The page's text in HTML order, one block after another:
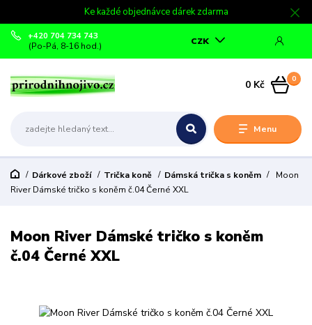
Ke každé objednávce dárek zdarma
Menu
CZK
+420 704 734 743
(Po-Pá, 8-16 hod.)
0
0 Kč
Dárkové zboží Trička koně Dámská trička s koněm
Moon
River Dámské tričko s koněm č.04 Černé XXL
Moon River Dámské tričko s koněm
č.04 Černé XXL